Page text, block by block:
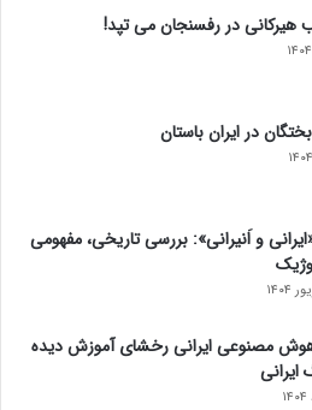
هیرکانی در رفسنجان می تپد!
در ایران باستان
و اَنیرانی»: بررسی تاریخی، مفهومی
مصنوعی ایرانی رخشای آموزش دیده
ایرانی